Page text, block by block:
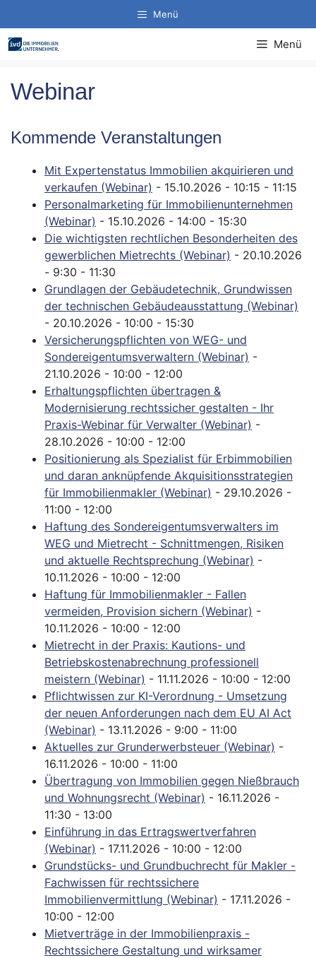
Inhalt
springen
Menü
Menü
Webinar
Kommende Veranstaltungen
Mit Expertenstatus Immobilien akquirieren und
verkaufen (Webinar) - 15.10.2026 - 10:15 - 11:15
Personalmarketing für Immobilienunternehmen
(Webinar) - 15.10.2026 - 14:00 - 15:30
Die wichtigsten rechtlichen Besonderheiten des
gewerblichen Mietrechts (Webinar) - 20.10.2026
- 9:30 - 11:30
Grundlagen der Gebäudetechnik, Grundwissen
der technischen Gebäudeausstattung (Webinar)
- 20.10.2026 - 10:00 - 15:30
Versicherungspflichten von WEG- und
Sondereigentumsverwaltern (Webinar) -
21.10.2026 - 10:00 - 12:00
Erhaltungspflichten übertragen &
Modernisierung rechtssicher gestalten - Ihr
Praxis-Webinar für Verwalter (Webinar) -
28.10.2026 - 10:00 - 12:00
Positionierung als Spezialist für Erbimmobilien
und daran anknüpfende Akquisitionsstrategien
für Immobilienmakler (Webinar) - 29.10.2026 -
11:00 - 12:00
Haftung des Sondereigentumsverwalters im
WEG und Mietrecht - Schnittmengen, Risiken
und aktuelle Rechtsprechung (Webinar) -
10.11.2026 - 10:00 - 12:00
Haftung für Immobilienmakler - Fallen
vermeiden, Provision sichern (Webinar) -
10.11.2026 - 10:00 - 12:00
Mietrecht in der Praxis: Kautions- und
Betriebskostenabrechnung professionell
meistern (Webinar) - 11.11.2026 - 10:00 - 12:00
Pflichtwissen zur KI-Verordnung - Umsetzung
der neuen Anforderungen nach dem EU AI Act
(Webinar) - 13.11.2026 - 9:00 - 11:00
Aktuelles zur Grunderwerbsteuer (Webinar) -
16.11.2026 - 10:00 - 11:00
Übertragung von Immobilien gegen Nießbrauch
und Wohnungsrecht (Webinar) - 16.11.2026 -
11:30 - 13:00
Einführung in das Ertragswertverfahren
(Webinar) - 17.11.2026 - 10:00 - 12:00
Grundstücks- und Grundbuchrecht für Makler -
Fachwissen für rechtssichere
Immobilienvermittlung (Webinar) - 17.11.2026 -
10:00 - 12:00
Mietverträge in der Immobilienpraxis -
Rechtssichere Gestaltung und wirksamer